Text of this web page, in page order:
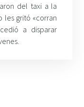
del taxi a la
les gritó «corran
a disparar